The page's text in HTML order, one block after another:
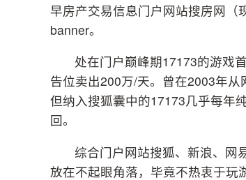
早房产交易信息门户网站搜房网（
banner。
处在门户巅峰期17173的游戏
告位卖出200万/天。曾在2003年从
但纳入搜狐囊中的17173几乎每年
回。
综合门户网站搜狐、新浪、网
放在不起眼角落，毕竟不热衷于玩